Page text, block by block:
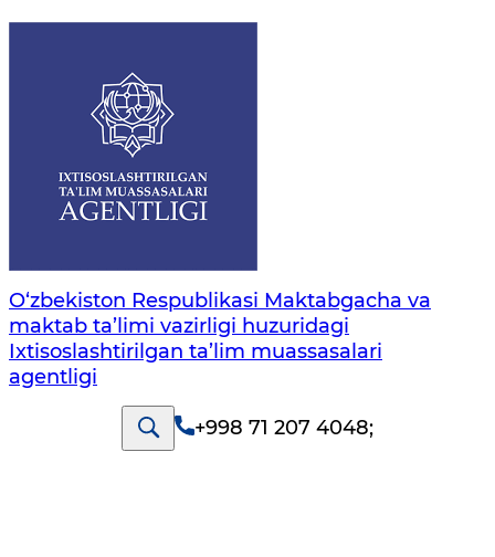
O‘zbekiston Respublikasi Maktabgacha va
maktab ta’limi vazirligi huzuridagi
Ixtisoslashtirilgan ta’lim muassasalari
agentligi
+998 71 207 4048;